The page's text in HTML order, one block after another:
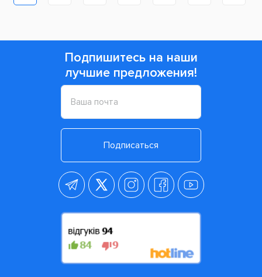
Подпишитесь на наши
лучшие предложения!
Подписаться